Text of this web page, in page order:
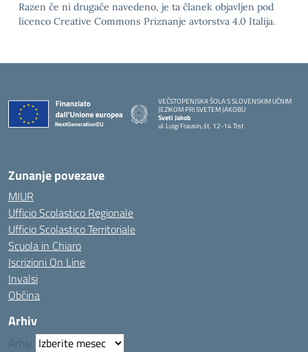
Razen če ni drugače navedeno, je ta članek objavljen pod
licenco Creative Commons Priznanje avtorstva 4.0 Italija.
VEČSTOPENJSKA ŠOLA S SLOVENSKIM UČNIM
JEZIKOM PRI SVETEM JAKOBU
Sveti Jakob
ul. Luigi Frausin, št. 12-14 Trst
— Visita la pagina iniziale della scuola
Zunanje povezave
MIUR
Ufficio Scolastico Regionale
Ufficio Scolastico Territoriale
Scuola in Chiaro
Iscrizioni On Line
Invalsi
Občina
Arhiv
Arhiv